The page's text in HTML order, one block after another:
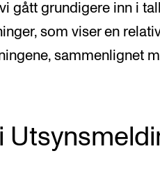
gått grundigere inn i
som viser en
sammenlignet